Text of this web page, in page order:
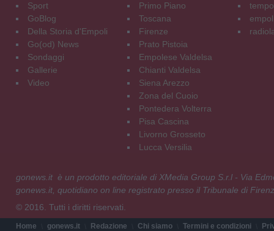
Sport
GoBlog
Della Storia d'Empoli
Go(od) News
Sondaggi
Gallerie
Video
Primo Piano
Toscana
Firenze
Prato Pistoia
Empolese Valdelsa
Chianti Valdelsa
Siena Arezzo
Zona del Cuoio
Pontedera Volterra
Pisa Cascina
Livorno Grosseto
Lucca Versilia
gonews.it è un prodotto editoriale di XMedia Group S.r.l - Via
gonews.it, quotidiano on line registrato presso il Tribunale di
© 2016. Tutti i diritti riservati.
Home gonews.it Redazione Chi siamo Termini e condizioni